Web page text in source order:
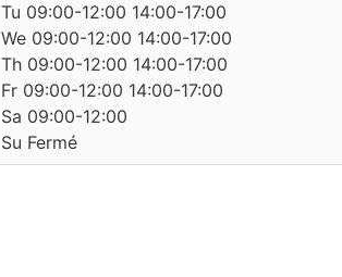
Tu 09:00-12:00 14:00-17:00
We 09:00-12:00 14:00-17:00
Th 09:00-12:00 14:00-17:00
Fr 09:00-12:00 14:00-17:00
Sa 09:00-12:00
Su Fermé